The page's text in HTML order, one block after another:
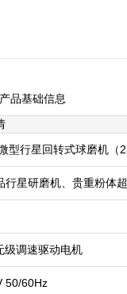
品基础信息
型行星回转式球磨机（
行星研磨机、贵重粉体
级调速驱动电机
50/60Hz